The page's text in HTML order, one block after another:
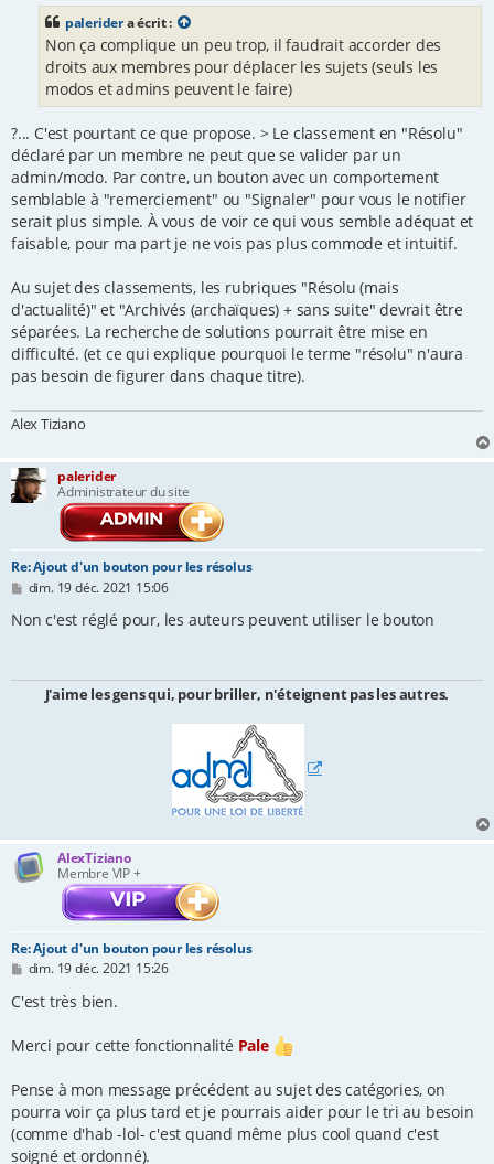
paleridera écrit :
Non ça complique un peu trop, il faudrait accorder des
droits aux membres pour déplacer les sujets (seuls les
modos et admins peuvent le faire)
?... C'est pourtant ce que propose. > Le classement en "Résolu"
déclaré par un membre ne peut que se valider par un
admin/modo. Par contre, un bouton avec un comportement
semblable à "remerciement" ou "Signaler" pour vous le notifier
serait plus simple. À vous de voir ce qui vous semble adéquat et
faisable, pour ma part je ne vois pas plus commode et intuitif.
Au sujet des classements, les rubriques "Résolu (mais
d'actualité)" et "Archivés (archaïques) + sans suite" devrait être
séparées. La recherche de solutions pourrait être mise en
difficulté. (et ce qui explique pourquoi le terme "résolu" n'aura
pas besoin de figurer dans chaque titre).
Alex Tiziano
palerider
Administrateur du site
Re: Ajout d'un bouton pour les résolus
M
s
e
dim. 19 déc. 2021 15:06
Non c'est réglé pour, les auteurs peuvent utiliser le bouton
J'aime les gens qui, pour briller, n'éteignent pas les autres.
AlexTiziano
Membre VIP +
Re: Ajout d'un bouton pour les résolus
M
s
g
dim. 19 déc. 2021 15:26
C'est très bien.
Merci pour cette fonctionnalité Pale
Pense à mon message précédent au sujet des catégories, on
pourra voir ça plus tard et je pourrais aider pour le tri au besoin
(comme d'hab -lol- c'est quand même plus cool quand c'est
soigné et ordonné).